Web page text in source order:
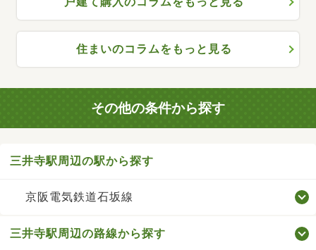
住まいのコラムをもっと見る
その他の条件から探す
三井寺駅周辺の駅から探す
京阪電気鉄道石坂線
三井寺駅周辺の路線から探す